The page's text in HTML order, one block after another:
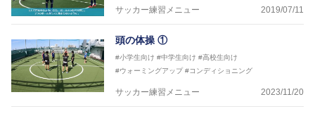
サッカー練習メニュー 2019/07/11
頭の体操 ①
#小学生向け #中学生向け #高校生向け
#ウォーミングアップ #コンディショニング
サッカー練習メニュー 2023/11/20